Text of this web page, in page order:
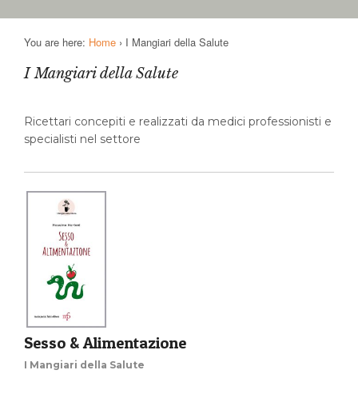
You are here: Home › I Mangiari della Salute
I Mangiari della Salute
Ricettari concepiti e realizzati da medici professionisti e
specialisti nel settore
Sesso & Alimentazione
I Mangiari della Salute